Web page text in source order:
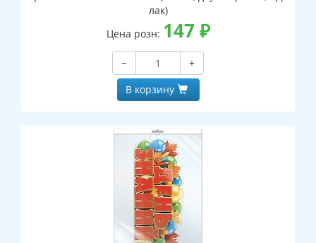
лак)
Цена розн: 147 ₽
−
+
В корзину